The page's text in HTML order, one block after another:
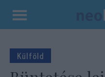
Kilépés
tartalomba
Külföld